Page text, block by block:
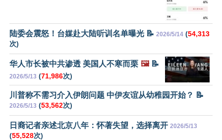
陆委会震怒！台媒赴大陆听训名单曝光 📝 2026/5/14 (54,313
次)
华人市长被中共渗透 美国人不寒而栗 🖼️📝
2026/5/13 (71,986次)
川普称不需习介入伊朗问题 中伊友谊从幼稚园开始？ 📝
2026/5/13 (53,562次)
日裔记者亲述北京八年：怀著失望，选择离开 2026/5/13
(55,528次)